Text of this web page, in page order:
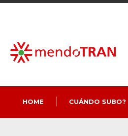
HOME CUÁNDO SUBO?